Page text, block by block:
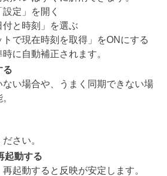
定」を開く
と時刻」を選ぶ
トで現在時刻を取得」をONにする
に自動補正されます。
る
い場合や、うまく同期できない場
さい。
起動する
起動すると反映が安定します。